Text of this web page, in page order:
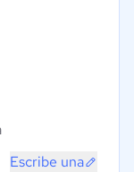
Escribe una